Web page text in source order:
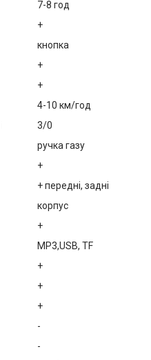
7-8 год
+
кнопка
+
+
4-10 км/год
3/0
ручка газу
+
+ передні, задні
корпус
+
MP3,USB, TF
+
+
+
-
-